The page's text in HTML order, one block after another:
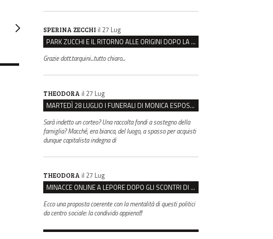
SPERINA ZECCHI il 27 Lug
PARK ZUCCHI E IL RITORNO ALLE ORIGINI DOPO LA DISAVVENTURA CON REGGIO EMILIA PARCHEGGI
Grazie dott.tarquini...tutto chiaro...
THEODORA il 27 Lug
MARTEDÌ 28 LUGLIO I FUNERALI DI MONICA ESPOSITO: LUTTO CITTADINO A MODENA E NONANTOLA
Sarà indetto un corteo? Una raccolta fondi a sostegno della
famiglia? Macché, era bianca, del luogo, a spasso per acquisti
dunque capitalista indegna di
THEODORA il 27 Lug
MINACCE ONLINE A LEPORE DOPO GLI SCONTRI DI BOLOGNA, ASSEGNATA LA SCORTA AL SINDACO
Ecco una proposta coerente con la mentalità di questi politici
da centro sociale: la condivido appieno!!!